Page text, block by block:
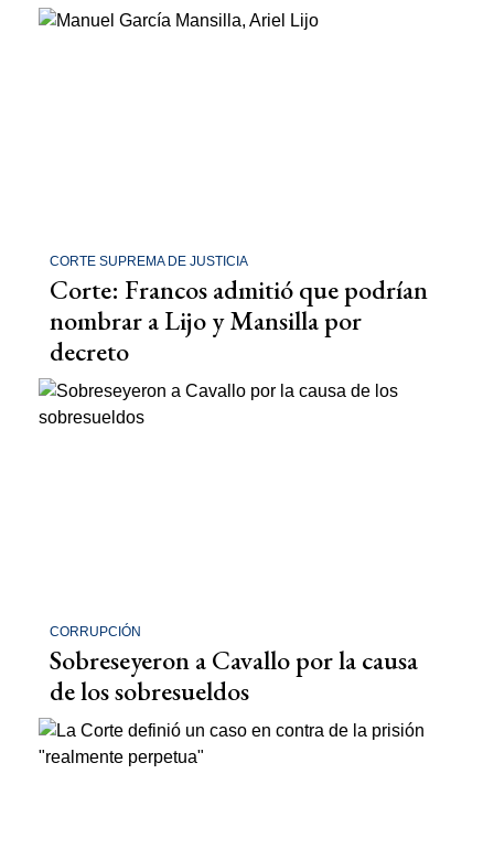
CORTE SUPREMA DE JUSTICIA
Corte: Francos admitió que podrían
nombrar a Lijo y Mansilla por
decreto
CORRUPCIÓN
Sobreseyeron a Cavallo por la causa
de los sobresueldos